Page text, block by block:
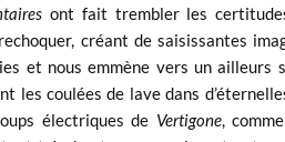
ont fait trembler les
créant de saisissantes
et nous emmène vers un ailleurs
les coulées de lave dans
électriques de Vertigone,